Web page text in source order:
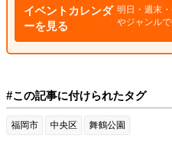
イベントカレンダ
ーを見る
明日・週末
やジャンル
#この記事に付けられたタグ
福岡市 中央区 舞鶴公園